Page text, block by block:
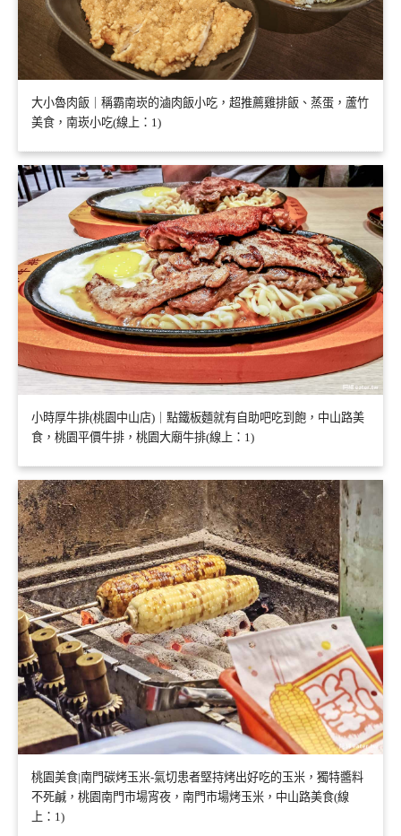
大小魯肉飯｜稱霸南崁的滷肉飯小吃，超推薦雞排飯、蒸蛋，蘆竹
美食，南崁小吃(線上：1)
小時厚牛排(桃園中山店)｜點鐵板麵就有自助吧吃到飽，中山路美
食，桃園平價牛排，桃園大廟牛排(線上：1)
桃園美食|南門碳烤玉米-氣切患者堅持烤出好吃的玉米，獨特醬料
不死鹹，桃園南門市場宵夜，南門市場烤玉米，中山路美食(線
上：1)